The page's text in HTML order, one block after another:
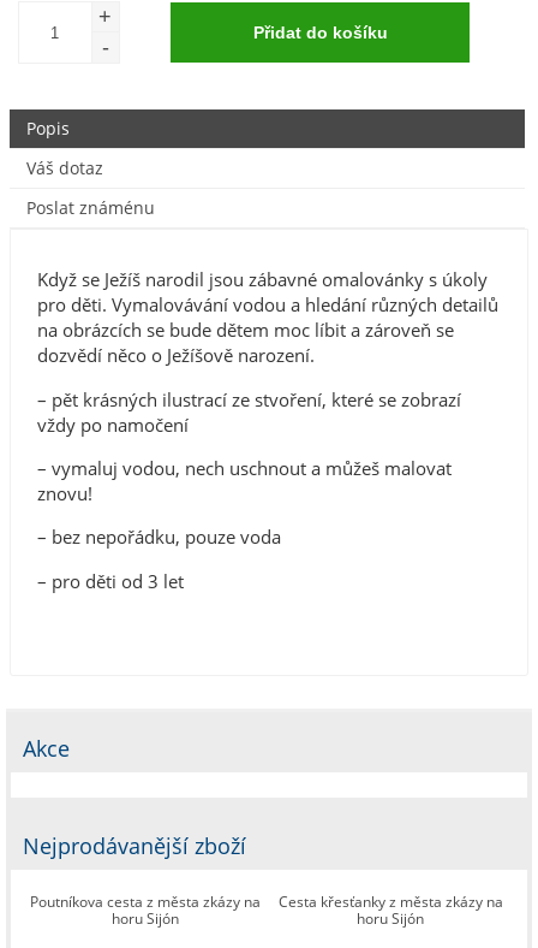
Popis
Váš dotaz
Poslat známénu
Když se Ježíš narodil jsou zábavné omalovánky s úkoly
pro děti. Vymalovávání vodou a hledání různých detailů
na obrázcích se bude dětem moc líbit a zároveň se
dozvědí něco o Ježíšově narození.
– pět krásných ilustrací ze stvoření, které se zobrazí
vždy po namočení
– vymaluj vodou, nech uschnout a můžeš malovat
znovu!
– bez nepořádku, pouze voda
– pro děti od 3 let
Akce
Nejprodávanější zboží
Poutníkova cesta z města zkázy na
horu Sijón
Cesta křesťanky z města zkázy na
horu Sijón